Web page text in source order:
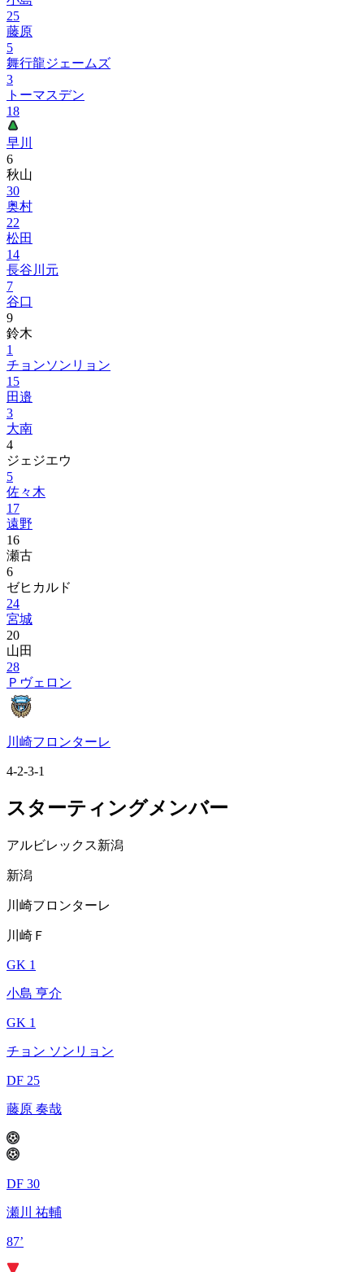
25
藤原
5
舞行龍ジェームズ
3
トーマスデン
18
早川
6
秋山
30
奥村
22
松田
14
長谷川元
7
谷口
9
鈴木
1
チョンソンリョン
15
田邉
3
大南
4
ジェジエウ
5
佐々木
17
遠野
16
瀬古
6
ゼヒカルド
24
宮城
20
山田
28
Ｐヴェロン
川崎フロンターレ
4-2-3-1
スターティングメンバー
アルビレックス新潟
新潟
川崎フロンターレ
川崎Ｆ
GK 1
小島 亨介
GK 1
チョン ソンリョン
DF 25
藤原 奏哉
DF 30
瀬川 祐輔
87’